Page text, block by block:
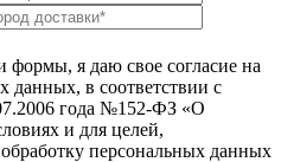
я даю свое согласие на
данных, в соответствии с
года №152-ФЗ «О
и для целей,
персональных данных